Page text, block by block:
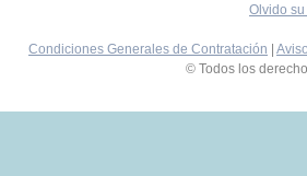
Olvido
Condiciones Generales de Contratación
© Todos los